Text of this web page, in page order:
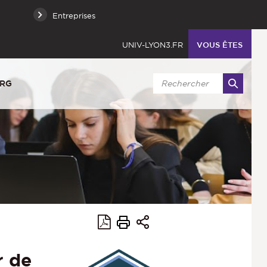
Entreprises
UNIV-LYON3.FR VOUS ÊTES
de